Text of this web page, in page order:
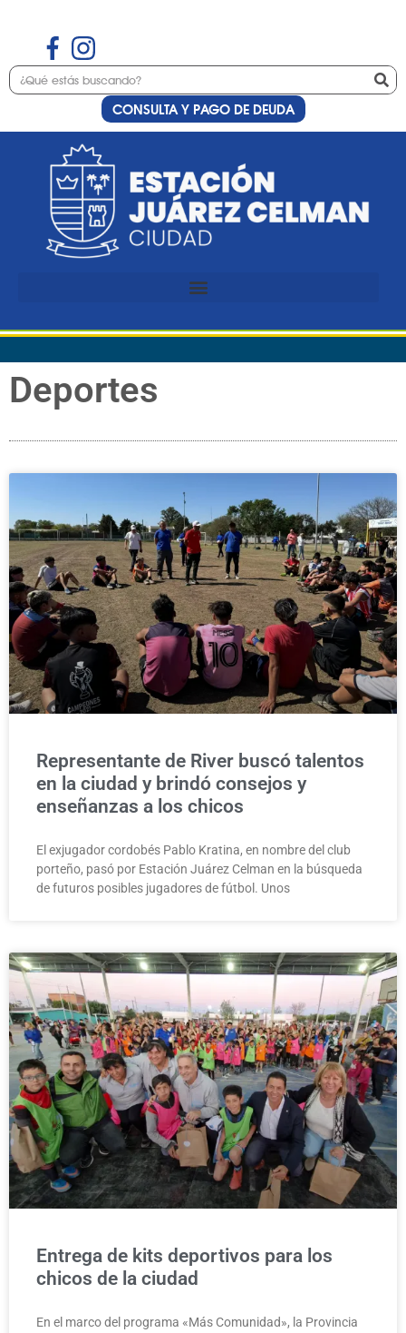
CONSULTA Y PAGO DE DEUDA
Deportes
Representante de River buscó talentos
en la ciudad y brindó consejos y
enseñanzas a los chicos
El exjugador cordobés Pablo Kratina, en nombre del club
porteño, pasó por Estación Juárez Celman en la búsqueda
de futuros posibles jugadores de fútbol. Unos
Entrega de kits deportivos para los
chicos de la ciudad
En el marco del programa «Más Comunidad», la Provincia